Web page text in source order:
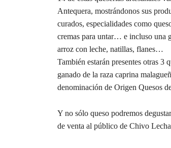
Antequera, mostrándonos sus
curados, especialidades como
cremas para untar… e incluso una
arroz con leche, natillas, flanes…
También estarán presentes otras 3
ganado de la raza caprina
denominación de Origen Quesos
Y no sólo queso podremos
de venta al público de Chivo